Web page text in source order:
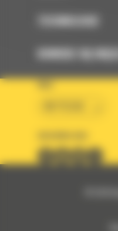
TECHNOLOGIE
DOWIEDZ SIĘ WIĘCEJ
KRAJ